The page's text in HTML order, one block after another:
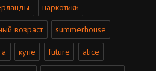
наркотики
возраст summerhouse
купе future alice